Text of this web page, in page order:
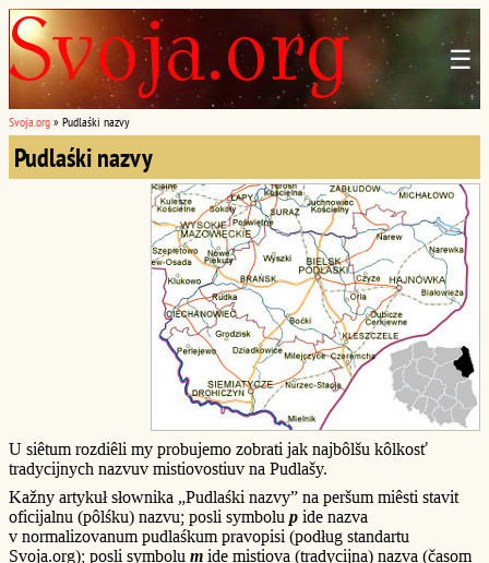
☰
Svoja.org » Pudlaśki nazvy
Pudlaśki nazvy
U siêtum rozdiêli my probujemo zobrati jak najbôlšu kôlkosť
tradycijnych nazvuv mistiovostiuv na Pudlašy.
Kažny artykuł słownika „Pudlaśki nazvy” na peršum miêsti stavit
oficijalnu (pôlśku) nazvu; posli symbolu p ide nazva
v normalizovanum pudlaśkum pravopisi (podług standartu
Svoja.org); posli symbolu m ide mistiova (tradycijna) nazva (časom